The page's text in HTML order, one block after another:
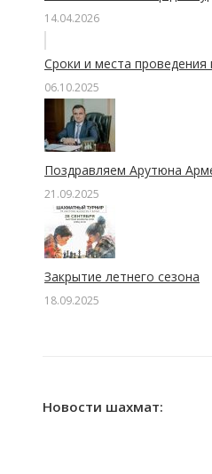
14.04.2026
Сроки и места
06.10.2025
Поздравляем Арутюна
21.09.2025
Закрытие летнего сезона
18.09.2025
Новости шахмат: